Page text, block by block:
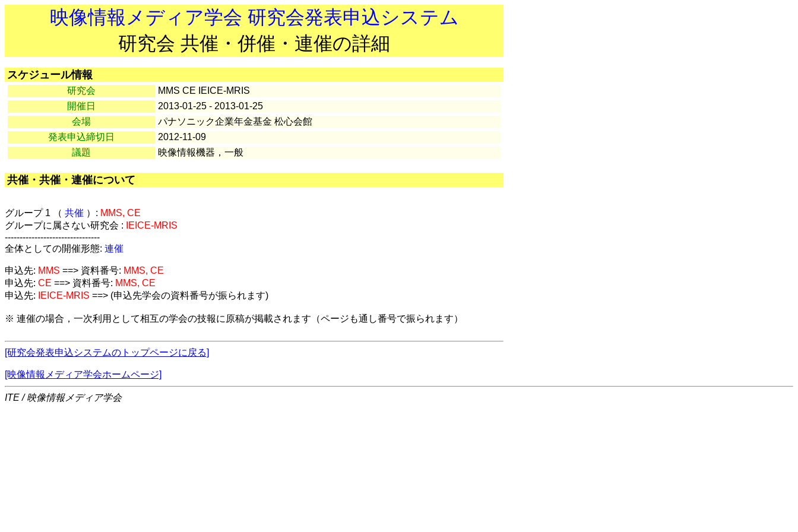
映像情報メディア学会 研究会発表申込システム
研究会 共催・併催・連催の詳細
スケジュール情報
研究会
MMS CE IEICE-MRIS
開催日
2013-01-25 - 2013-01-25
会場
パナソニック企業年金基金 松心会館
発表申込締切日
2012-11-09
議題
映像情報機器，一般
共催・共催・連催について
グループ 1 （ 共催 ）: MMS, CE
グループに属さない研究会 :
IEICE-MRIS
--------------------------------
全体としての開催形態: 連催
申込先: MMS ==> 資料番号: MMS, CE
申込先: CE ==> 資料番号: MMS, CE
申込先:
IEICE-MRIS ==> (申込先学会の資料番号が振られます)
※ 連催の場合，一次利用として相互の学会の技報に原稿が掲載されます（ページも通し番号で振られます）
[研究会発表申込システムのトップページに戻る]
[映像情報メディア学会ホームページ]
ITE / 映像情報メディア学会